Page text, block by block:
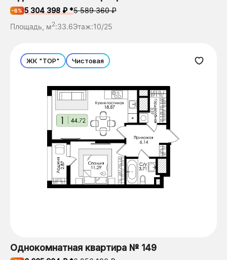
-6% 5 304 398 ₽ *5 589 360 ₽
Площадь, м2:33.6Этаж:10/25
ЖК "ТОР" Чистовая
Однокомнатная квартира № 149